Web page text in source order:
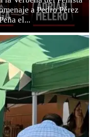
a Pedro Pérez
el...